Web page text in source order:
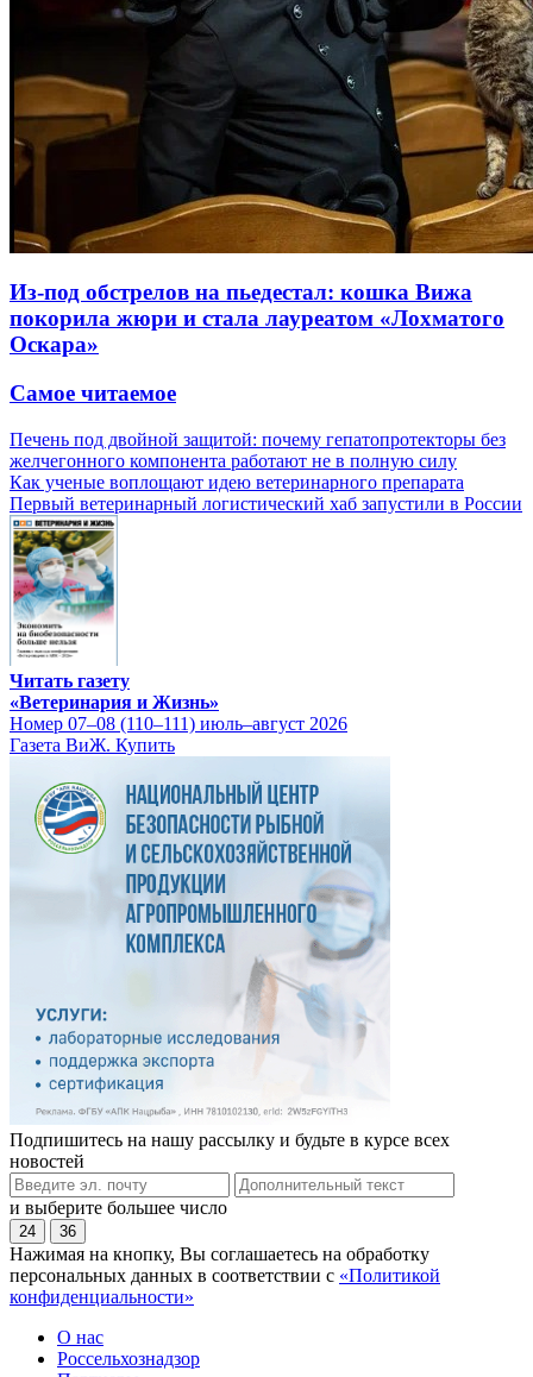
Из-под обстрелов на пьедестал: кошка Вижа
покорила жюри и стала лауреатом «Лохматого
Оскара»
Самое читаемое
Печень под двойной защитой: почему гепатопротекторы без
желчегонного компонента работают не в полную силу
Как ученые воплощают идею ветеринарного препарата
Первый ветеринарный логистический хаб запустили в России
Читать газету
«Ветеринария и Жизнь»
Номер 07–08 (110–111) июль–август 2026
Газета ВиЖ. Купить
Подпишитесь на нашу рассылку и будьте в курсе всех
новостей
и выберите большее число
24 36
Нажимая на кнопку, Вы соглашаетесь на обработку
персональных данных в соответствии с «Политикой
конфиденциальности»
О нас
Россельхознадзор